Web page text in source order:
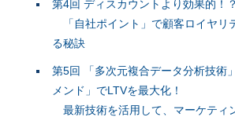
第4回 ディスカウントより効果的！？
「自社ポイント」で顧客ロイヤリ
る秘訣
第5回 「多次元複合データ分析技術
メンド」でLTVを最大化！
最新技術を活用して、マーケティ